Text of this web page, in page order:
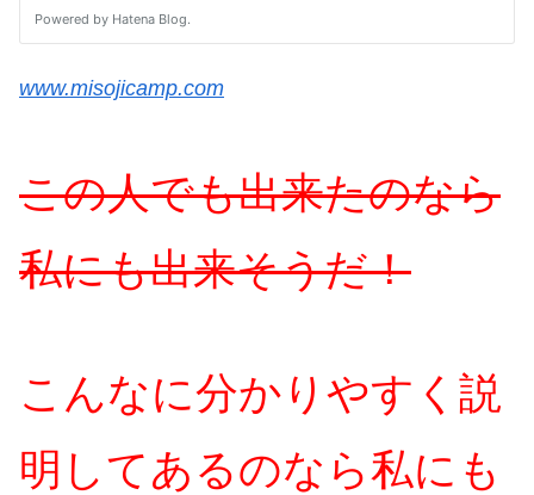
www.misojicamp.com
この人でも出来たのなら
私にも出来そうだ！
こんなに分かりやすく説
明してあるのなら私にも